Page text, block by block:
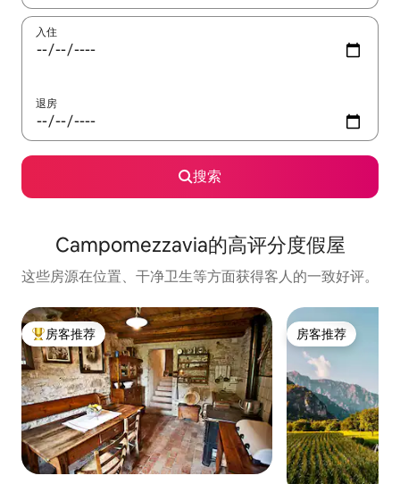
入住
退房
搜索
Campomezzavia的高评分度假屋
这些房源在位置、干净卫生等方面获得客人的一致好评。
热门「房客推荐」
房客推荐 房客推荐
房客推荐